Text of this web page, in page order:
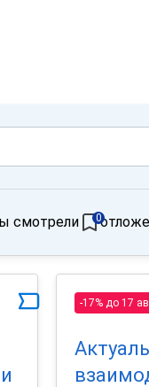
смотрели 0
-17% до 17